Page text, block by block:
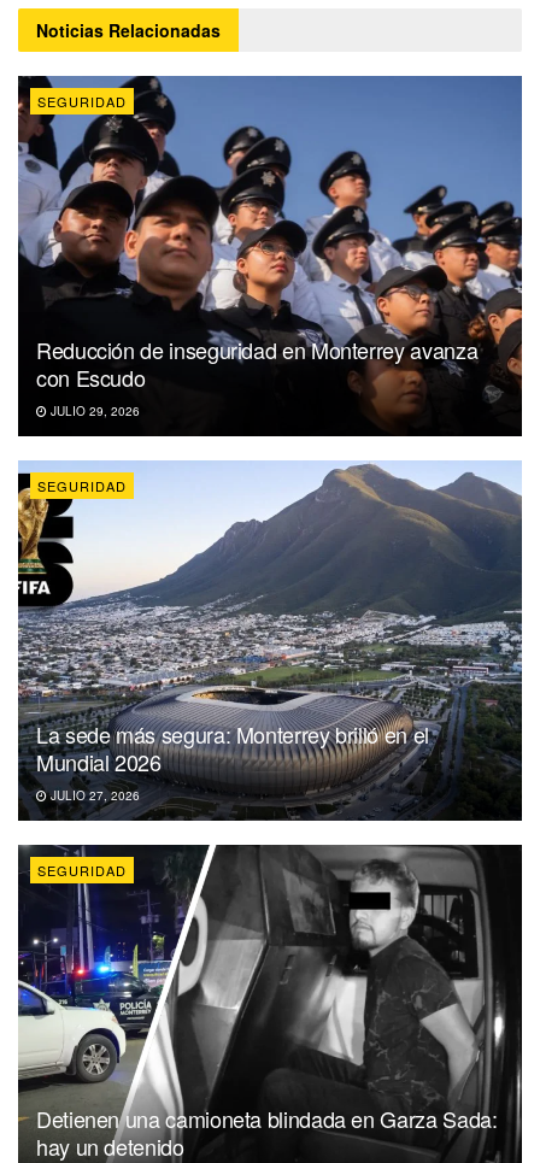
Noticias Relacionadas
SEGURIDAD
Reducción de inseguridad en Monterrey avanza
con Escudo
JULIO 29, 2026
SEGURIDAD
La sede más segura: Monterrey brilló en el
Mundial 2026
JULIO 27, 2026
SEGURIDAD
Detienen una camioneta blindada en Garza Sada:
hay un detenido